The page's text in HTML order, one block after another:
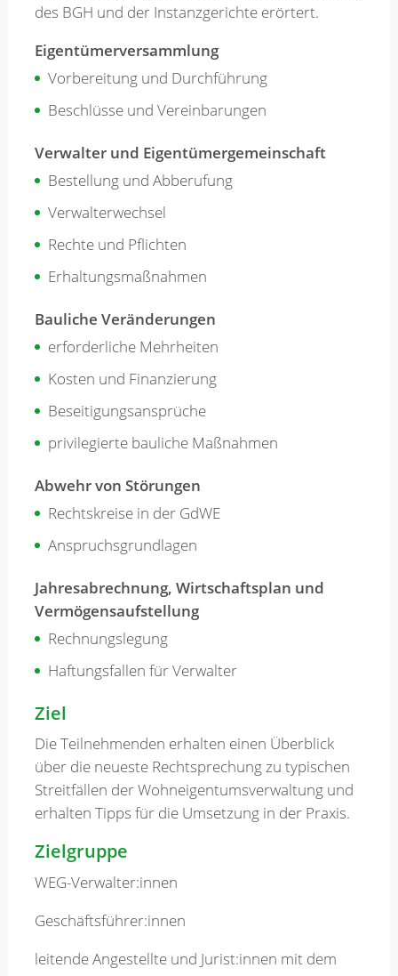
des BGH und der Instanzgerichte erörtert.
Eigentümerversammlung
Vorbereitung und Durchführung
Beschlüsse und Vereinbarungen
Verwalter und Eigentümergemeinschaft
Bestellung und Abberufung
Verwalterwechsel
Rechte und Pflichten
Erhaltungsmaßnahmen
Bauliche Veränderungen
erforderliche Mehrheiten
Kosten und Finanzierung
Beseitigungsansprüche
privilegierte bauliche Maßnahmen
Abwehr von Störungen
Rechtskreise in der GdWE
Anspruchsgrundlagen
Jahresabrechnung, Wirtschaftsplan und
Vermögensaufstellung
Rechnungslegung
Haftungsfallen für Verwalter
Ziel
Die Teilnehmenden erhalten einen Überblick
über die neueste Rechtsprechung zu typischen
Streitfällen der Wohneigentumsverwaltung und
erhalten Tipps für die Umsetzung in der Praxis.
Zielgruppe
WEG-Verwalter:innen
Geschäftsführer:innen
leitende Angestellte und Jurist:innen mit dem